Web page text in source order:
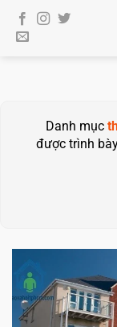
qua
Danh mục
được trình